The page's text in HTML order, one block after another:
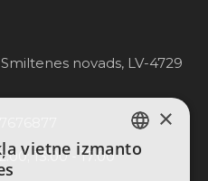
novads, LV-4729
13:00 - 17:00
LATVIAN
×
vietne izmanto